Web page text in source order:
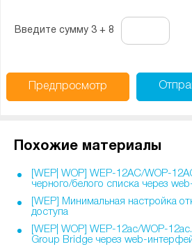
Введите сумму 3 + 8
Предпросмотр
Похожие материалы
[WEP| WOP] WEP-12AC/WOP-
черного/белого списка через
[WEP] Минимальная настройка
доступа
[WEP| WOP] WEP-12ac/WOP-
Group Bridge через web-